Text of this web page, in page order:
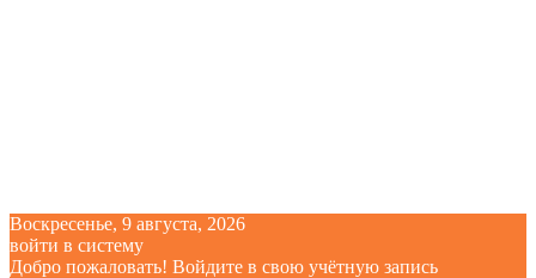
Воскресенье, 9 августа, 2026
войти в систему
Добро пожаловать! Войдите в свою учётную запись